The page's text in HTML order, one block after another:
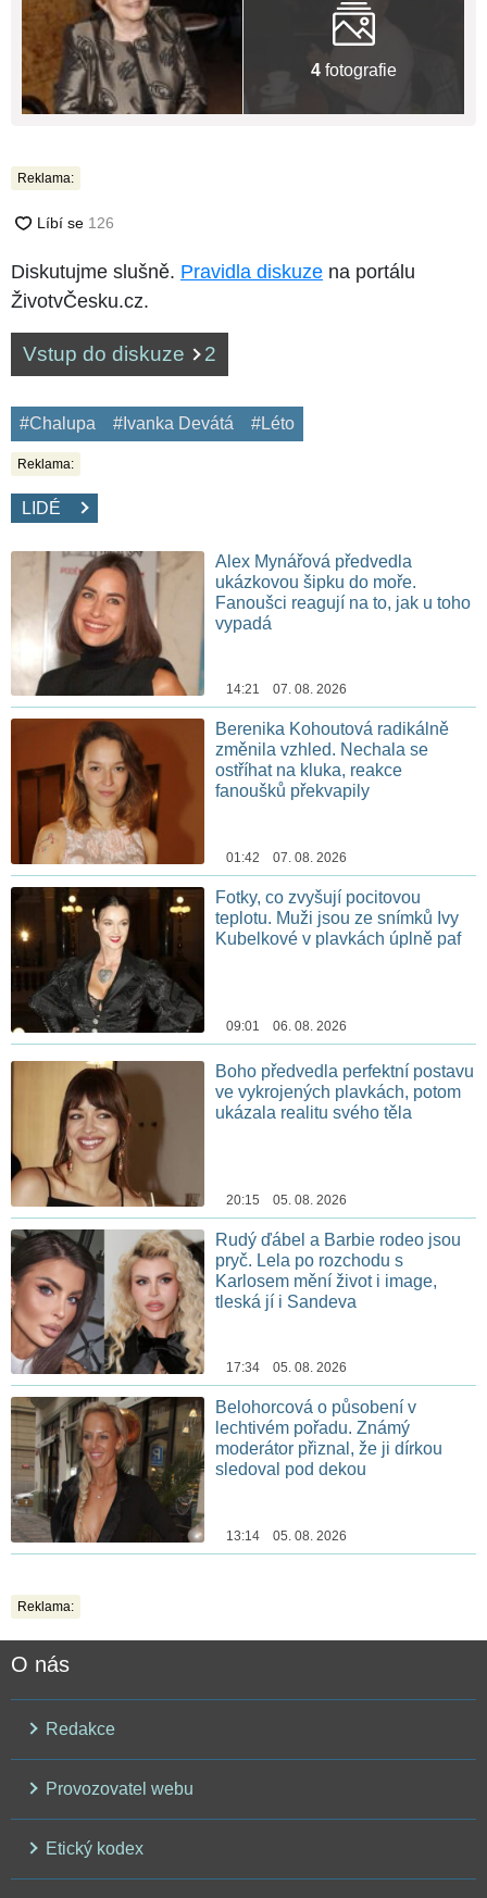
4 fotografie
Reklama:
Diskutujme slušně. Pravidla diskuze na portálu
ŽivotvČesku.cz.
Vstup do diskuze 2
#Chalupa #Ivanka Devátá #Léto
Reklama:
LIDÉ
Alex Mynářová předvedla
ukázkovou šipku do moře.
Fanoušci reagují na to, jak u toho
vypadá
14:21 07. 08. 2026
Berenika Kohoutová radikálně
změnila vzhled. Nechala se
ostříhat na kluka, reakce
fanoušků překvapily
01:42 07. 08. 2026
Fotky, co zvyšují pocitovou
teplotu. Muži jsou ze snímků Ivy
Kubelkové v plavkách úplně paf
09:01 06. 08. 2026
Boho předvedla perfektní postavu
ve vykrojených plavkách, potom
ukázala realitu svého těla
20:15 05. 08. 2026
Rudý ďábel a Barbie rodeo jsou
pryč. Lela po rozchodu s
Karlosem mění život i image,
tleská jí i Sandeva
17:34 05. 08. 2026
Belohorcová o působení v
lechtivém pořadu. Známý
moderátor přiznal, že ji dírkou
sledoval pod dekou
13:14 05. 08. 2026
Reklama:
O nás
Redakce
Provozovatel webu
Etický kodex